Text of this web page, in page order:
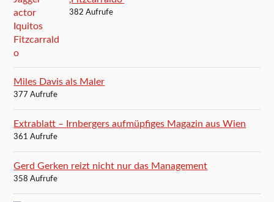
382 Aufrufe
Miles Davis als Maler
377 Aufrufe
Extrablatt – Irnbergers aufmüpfiges Magazin aus Wien
361 Aufrufe
Gerd Gerken reizt nicht nur das Management
358 Aufrufe